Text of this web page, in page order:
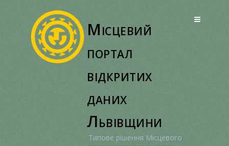
Місцевий
портал
відкритих
даних
Львівщини
Типове рішення Місцевого